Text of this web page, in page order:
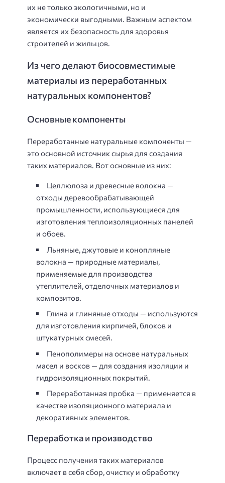
их не только экологичными, но и
экономически выгодными. Важным аспектом
является их безопасность для здоровья
строителей и жильцов.
Из чего делают биосовместимые
материалы из переработанных
натуральных компонентов?
Основные компоненты
Переработанные натуральные компоненты —
это основной источник сырья для создания
таких материалов. Вот основные из них:
Целлюлоза и древесные волокна —
отходы деревообрабатывающей
промышленности, использующиеся для
изготовления теплоизоляционных панелей
и обоев.
Льняные, джутовые и конопляные
волокна — природные материалы,
применяемые для производства
утеплителей, отделочных материалов и
композитов.
Глина и глиняные отходы — используются
для изготовления кирпичей, блоков и
штукатурных смесей.
Пенополимеры на основе натуральных
масел и восков — для создания изоляции и
гидроизоляционных покрытий.
Переработанная пробка — применяется в
качестве изоляционного материала и
декоративных элементов.
Переработка и производство
Процесс получения таких материалов
включает в себя сбор, очистку и обработку